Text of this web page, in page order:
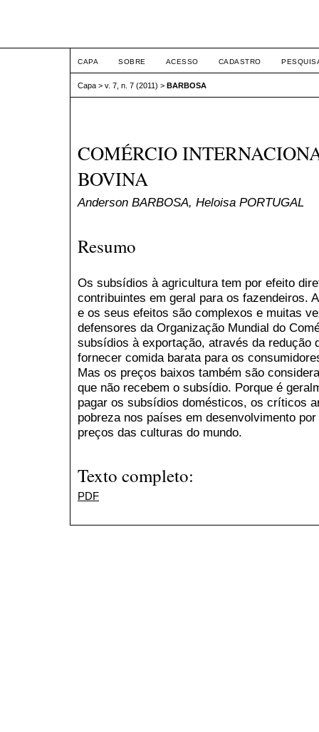
CAPA SOBRE ACESSO CADASTRO
Capa > v. 7, n. 7 (2011) > BARBOSA
COMÉRCIO
BOVINA
Anderson BARBOSA, Heloisa PORTUGAL
Resumo
Os subsídios à agricultura tem por efeito
contribuintes em geral para os fazendeiros.
e os seus efeitos são complexos e muitas
defensores da Organização Mundial do
subsídios à exportação, através da redução
fornecer comida barata para os
Mas os preços baixos também são
que não recebem o subsídio. Porque é
pagar os subsídios domésticos, os críticos
pobreza nos países em desenvolvimento
preços das culturas do mundo.
Texto completo:
PDF